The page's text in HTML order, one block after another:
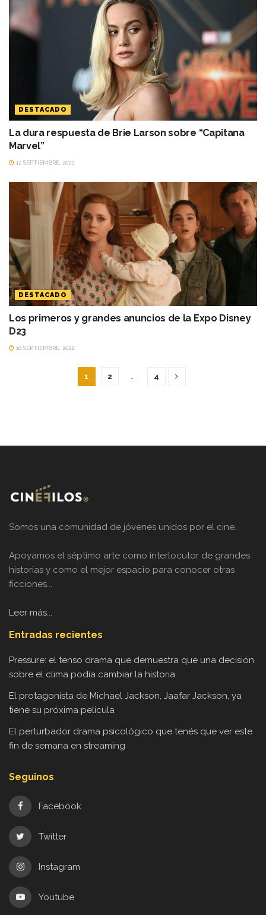
DESTACADO
La dura respuesta de Brie Larson sobre “Capitana
Marvel”
12 SEPTIEMBRE, 2022
DESTACADO
Los primeros y grandes anuncios de la Expo Disney
D23
10 SEPTIEMBRE, 2022
1 2 … 4
Somos una comunidad de jóvenes unidos por el cine.
Apoyamos el séptimo arte como interlocutor de grandes
historias y como el mejor espacio para conocer otras
ficciones...
Leer más...
Entradas recientes
Pressure: el tenso drama que demuestra que una decisión
sobre el clima podía cambiar la historia
El protagonista de Michael Jackson, Jaafar Jackson, ya
tiene su próxima película
El perturbador drama psicológico que tenés que ver este
fin de semana en streaming
Seguinos
Facebook
Twitter
Instagram
Youtube